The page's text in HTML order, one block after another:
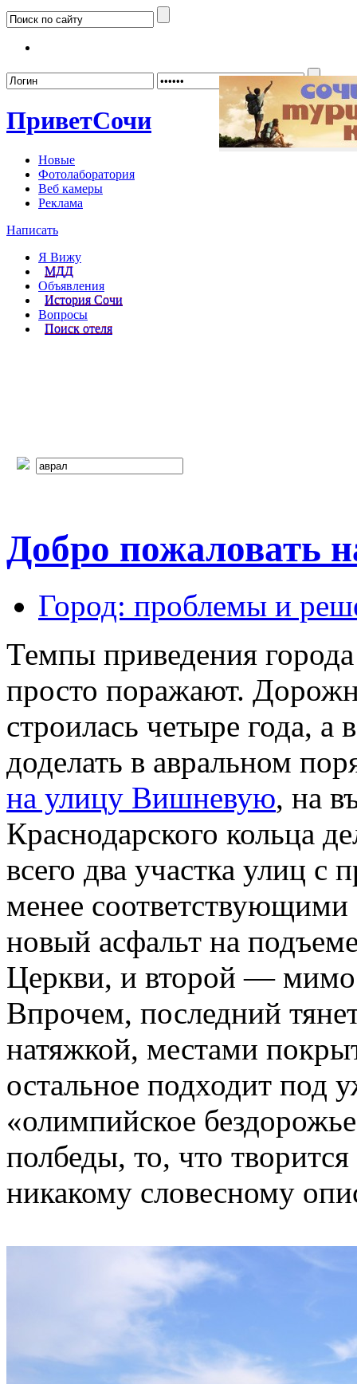
ПриветСочи
Новые
Фотолаборатория
Веб камеры
Реклама
Написать
Я Вижу
МДД
Объявления
История Сочи
Вопросы
Поиск отеля
Добро пожаловать
Город: проблемы и
Темпы приведения
просто поражают.
строилась четыре года,
доделать в авральном
на улицу Вишневую, на
Краснодарского кольца
всего два участка улиц с
менее
новый асфальт на
Церкви, и второй —
Впрочем, последний
натяжкой, местами
остальное подходит под
«олимпийское
полбеды, то, что
никакому словесному